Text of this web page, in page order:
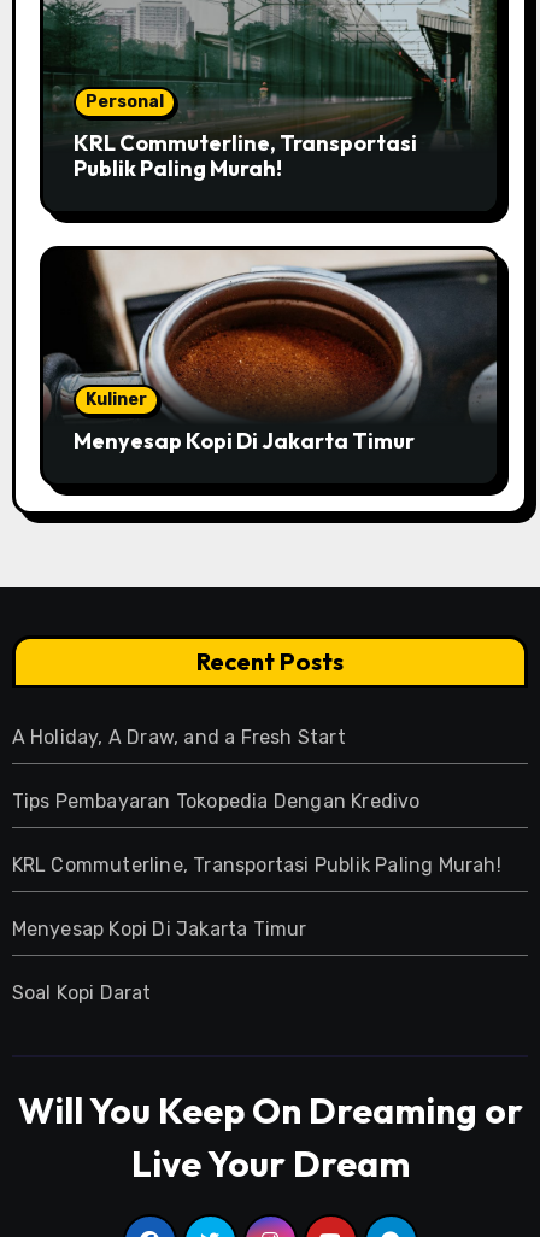
Personal
KRL Commuterline, Transportasi
Publik Paling Murah!
Kuliner
Menyesap Kopi Di Jakarta Timur
Recent Posts
A Holiday, A Draw, and a Fresh Start
Tips Pembayaran Tokopedia Dengan Kredivo
KRL Commuterline, Transportasi Publik Paling Murah!
Menyesap Kopi Di Jakarta Timur
Soal Kopi Darat
Will You Keep On Dreaming or
Live Your Dream